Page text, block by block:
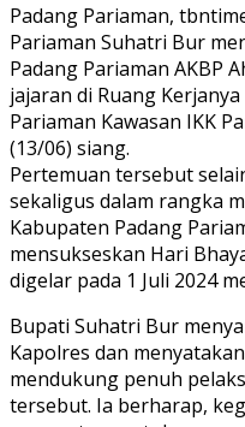
Padang Pariaman,
Pariaman Suhatri Bur
Padang Pariaman AKBP
jajaran di Ruang
Pariaman Kawasan IKK
(13/06) siang.
Pertemuan tersebut
sekaligus dalam rangka
Kabupaten Padang
mensukseskan Hari
digelar pada 1 Juli 2024
Bupati Suhatri Bur
Kapolres dan
mendukung penuh
tersebut. Ia berharap,